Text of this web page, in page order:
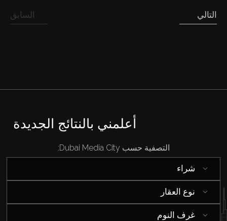
السابق التالي
أعلمني بالنتائج الجديدة
التصفية حسب Dubai Media City:
شراء
نوع العقار
غرف النوم